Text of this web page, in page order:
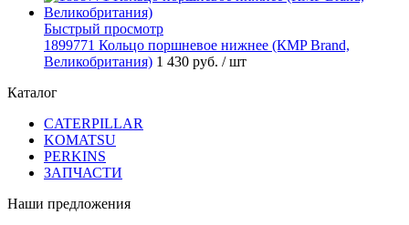
Быстрый просмотр
1899771 Кольцо поршневое нижнее (КMP Brand,
Великобритания) 1 430 руб. / шт
Каталог
CATERPILLAR
KOMATSU
PERKINS
ЗАПЧАСТИ
Наши предложения